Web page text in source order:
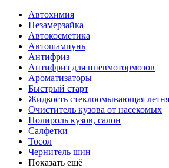
Автохимия
Незамерзайка
Автокосметика
Автошампунь
Антифриз
Антифриз для пневмотормозов
Ароматизаторы
Быстрый старт
Жидкость стеклоомывающая
Очиститель кузова от насекомых
Полироль кузов, салон
Салфетки
Тосол
Чернитель шин
Показать ещё